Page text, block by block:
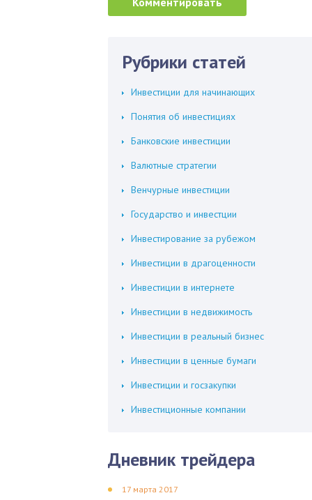
Рубрики статей
Инвестиции для начинающих
Понятия об инвестициях
Банковские инвестиции
Валютные стратегии
Венчурные инвестиции
Государство и инвестции
Инвестирование за рубежом
Инвестиции в драгоценности
Инвестиции в интернете
Инвестиции в недвижимость
Инвестиции в реальный бизнес
Инвестиции в ценные бумаги
Инвестиции и госзакупки
Инвестиционные компании
Дневник трейдера
17 марта 2017